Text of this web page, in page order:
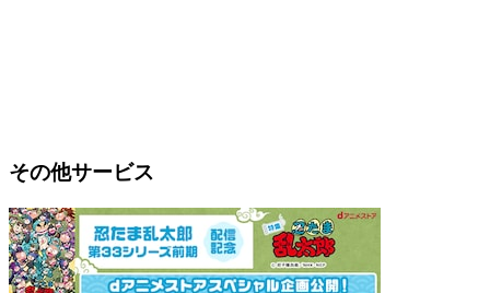
その他サービス